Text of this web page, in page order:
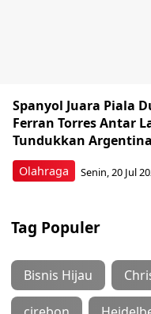
Olahraga
Spanyol Juara Piala
Ferran Torres Antar
Tundukkan Argentina
Senin, 20 Jul
Tag Populer
Bisnis Hijau